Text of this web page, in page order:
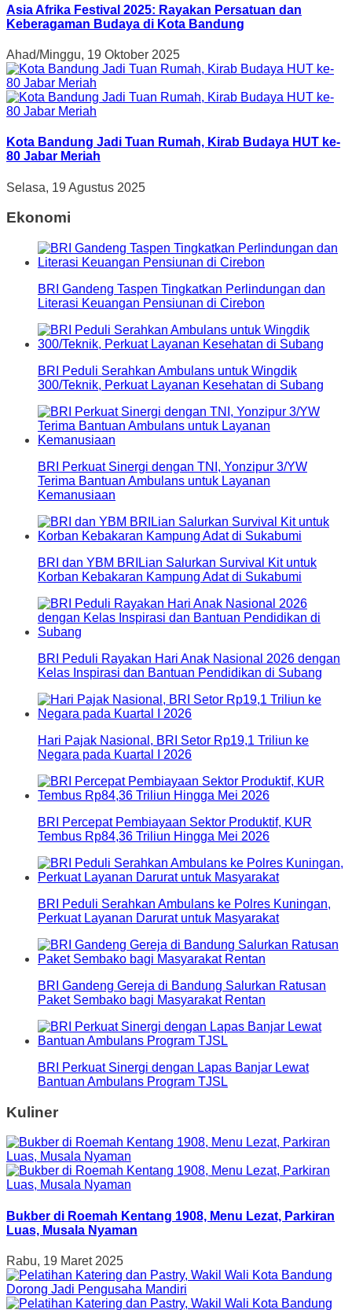
Asia Afrika Festival 2025: Rayakan Persatuan dan
Keberagaman Budaya di Kota Bandung
Ahad/Minggu, 19 Oktober 2025
Kota Bandung Jadi Tuan Rumah, Kirab Budaya HUT ke-
80 Jabar Meriah
Selasa, 19 Agustus 2025
Ekonomi
BRI Gandeng Taspen Tingkatkan Perlindungan dan
Literasi Keuangan Pensiunan di Cirebon
BRI Peduli Serahkan Ambulans untuk Wingdik
300/Teknik, Perkuat Layanan Kesehatan di Subang
BRI Perkuat Sinergi dengan TNI, Yonzipur 3/YW
Terima Bantuan Ambulans untuk Layanan
Kemanusiaan
BRI dan YBM BRILian Salurkan Survival Kit untuk
Korban Kebakaran Kampung Adat di Sukabumi
BRI Peduli Rayakan Hari Anak Nasional 2026 dengan
Kelas Inspirasi dan Bantuan Pendidikan di Subang
Hari Pajak Nasional, BRI Setor Rp19,1 Triliun ke
Negara pada Kuartal I 2026
BRI Percepat Pembiayaan Sektor Produktif, KUR
Tembus Rp84,36 Triliun Hingga Mei 2026
BRI Peduli Serahkan Ambulans ke Polres Kuningan,
Perkuat Layanan Darurat untuk Masyarakat
BRI Gandeng Gereja di Bandung Salurkan Ratusan
Paket Sembako bagi Masyarakat Rentan
BRI Perkuat Sinergi dengan Lapas Banjar Lewat
Bantuan Ambulans Program TJSL
Kuliner
Bukber di Roemah Kentang 1908, Menu Lezat, Parkiran
Luas, Musala Nyaman
Rabu, 19 Maret 2025